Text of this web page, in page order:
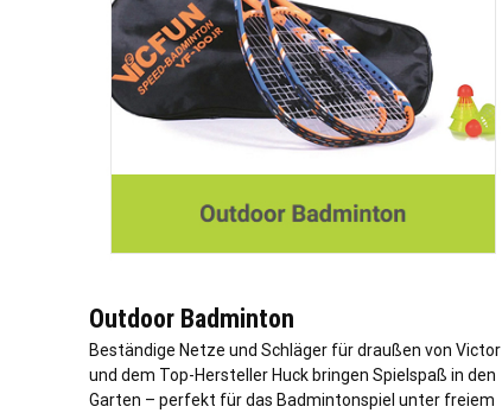
Outdoor Badminton
Beständige Netze und Schläger für draußen von Victor
und dem Top-Hersteller Huck bringen Spielspaß in den
Garten – perfekt für das Badmintonspiel unter freiem